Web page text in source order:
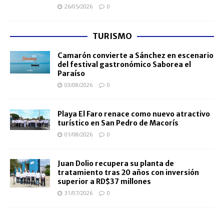
26/05/2026 0
TURISMO
Camarón convierte a Sánchez en escenario
del festival gastronómico Saborea el
Paraíso
03/08/2026 0
Playa El Faro renace como nuevo atractivo
turístico en San Pedro de Macorís
01/08/2026 0
Juan Dolio recupera su planta de
tratamiento tras 20 años con inversión
superior a RD$37 millones
31/07/2026 0